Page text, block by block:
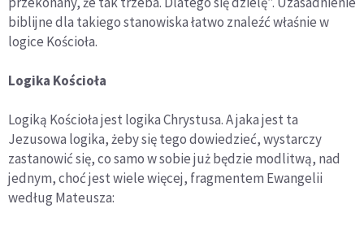
biblijne dla takiego stanowiska łatwo znaleźć właśnie w
logice Kościoła.
Logika Kościoła
Logiką Kościoła jest logika Chrystusa. A jaka jest ta
Jezusowa logika, żeby się tego dowiedzieć, wystarczy
zastanowić się, co samo w sobie już będzie modlitwą, nad
jednym, choć jest wiele więcej, fragmentem Ewangelii
według Mateusza: